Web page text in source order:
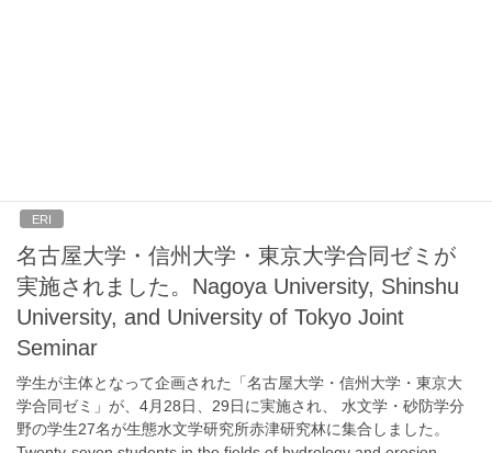
ERI
名古屋大学・信州大学・東京大学合同ゼミが
実施されました。Nagoya University, Shinshu
University, and University of Tokyo Joint
Seminar
学生が主体となって企画された「名古屋大学・信州大学・東京大
学合同ゼミ」が、4月28日、29日に実施され、 水文学・砂防学分
野の学生27名が生態水文学研究所赤津研究林に集合しました。